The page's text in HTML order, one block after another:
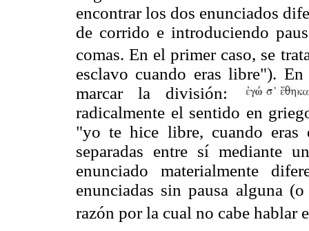
encontrar los dos enunciados
de corrido e introduciendo
comas. En el primer caso, se
esclavo cuando eras libre").
marcar la división:
radicalmente el sentido en
"yo te hice libre, cuando eras
separadas entre sí mediante
enunciado materialmente
enunciadas sin pausa alguna
razón por la cual no cabe hablar